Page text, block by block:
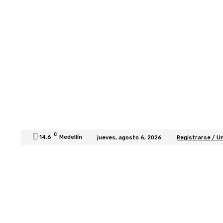
14.6 C Medellín jueves, agosto 6, 2026 Registrarse /